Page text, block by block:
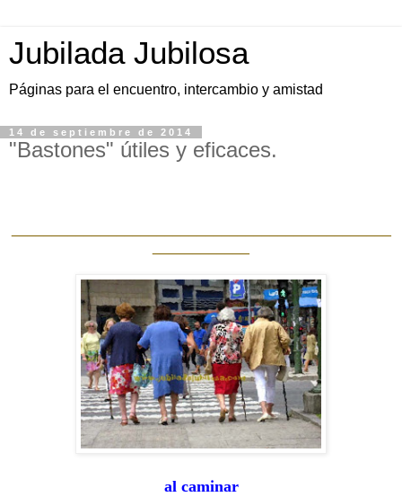
Jubilada Jubilosa
Páginas para el encuentro, intercambio y amistad
14 de septiembre de 2014
"Bastones" útiles y eficaces.
al caminar